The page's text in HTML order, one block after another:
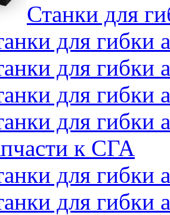
Станки для
для гибки
для гибки
для гибки
для гибки
к СГА
для гибки
для гибки